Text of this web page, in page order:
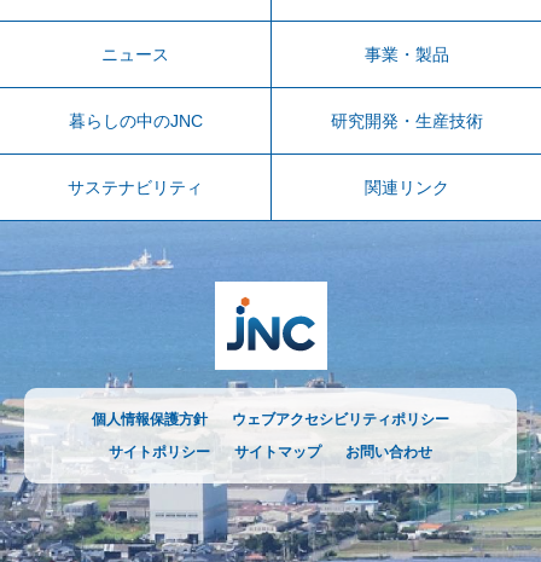
ニュース 事業・製品
暮らしの中のJNC 研究開発・生産技術
サステナビリティ 関連リンク
個人情報保護方針
ウェブアクセシビリティポリシー
サイトポリシー
サイトマップ お問い合わせ